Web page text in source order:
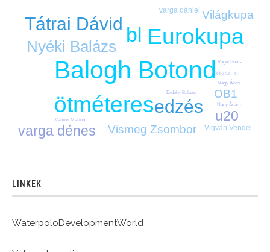
Balogh Botond
Eurokupa
ötméteres
bl
edzés
Tátrai Dávid
Nyéki Balázs
u20
varga dénes
OB1
Világkupa
Vismeg Zsombor
varga dániel
Vigvári Vendel
Erdélyi Balázs
Nagy Ádám
Nagy Ákos
OSC-FTC
Vogel Soma
Vámos Márton
LINKEK
WaterpoloDevelopmentWorld